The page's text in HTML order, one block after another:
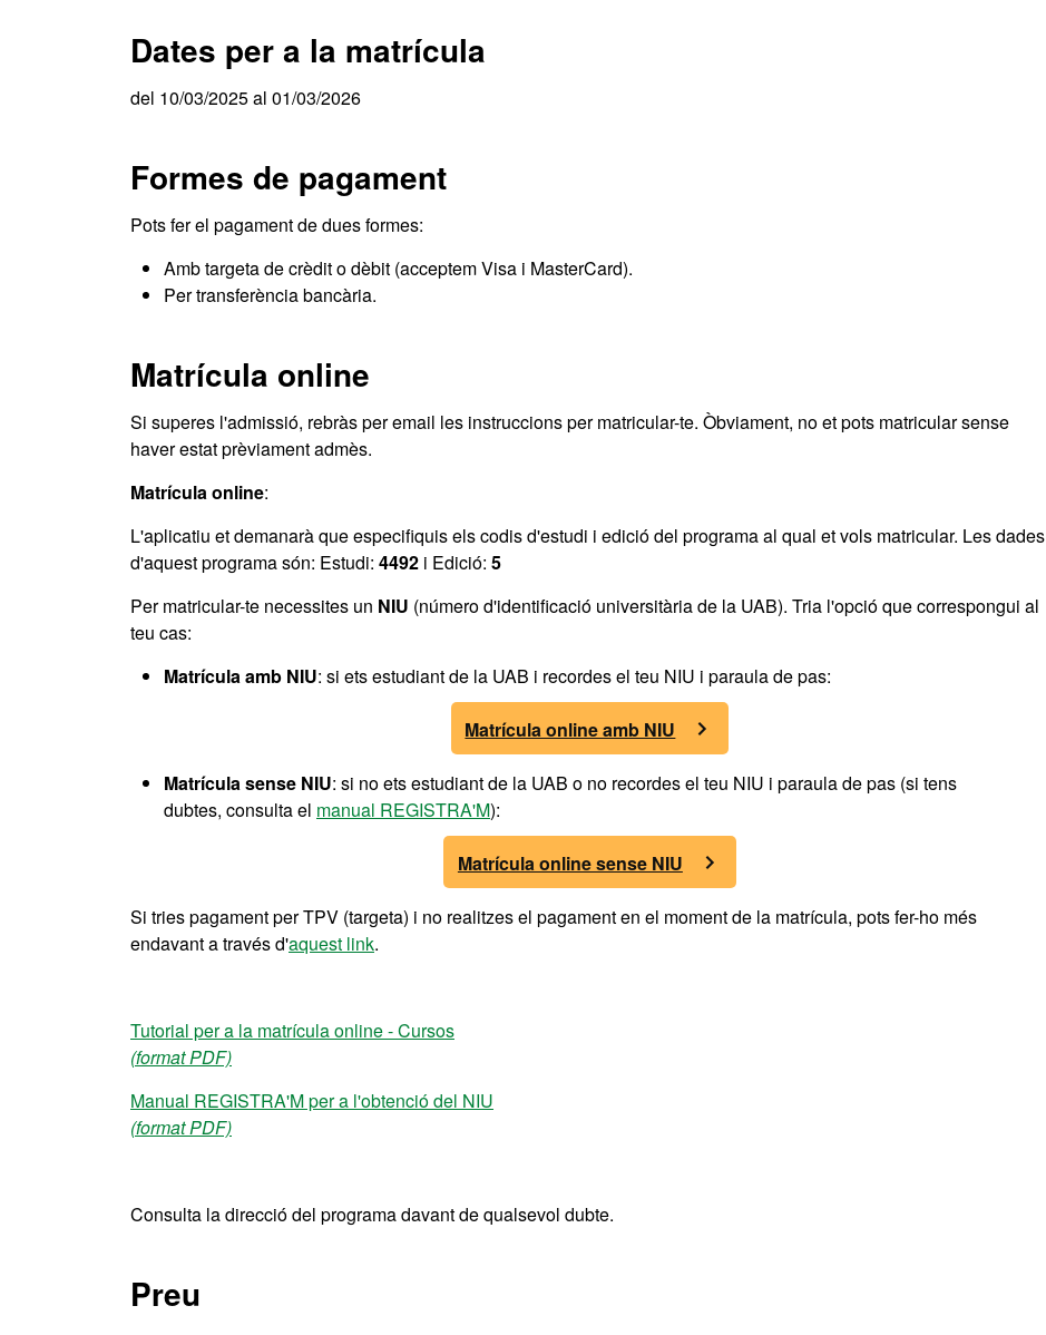
Dates per a la matrícula
del 10/03/2025 al 01/03/2026
Formes de pagament
Pots fer el pagament de dues formes:
Amb targeta de crèdit o dèbit (acceptem Visa i MasterCard).
Per transferència bancària.
Matrícula online
Si superes l'admissió, rebràs per email les instruccions per matricular-te. Òbviament, no et pots matricular sense
haver estat prèviament admès.
Matrícula online:
L'aplicatiu et demanarà que especifiquis els codis d'estudi i edició del programa al qual et vols matricular. Les dades
d'aquest programa són: Estudi: 4492 i Edició: 5
Per matricular-te necessites un NIU (número d'identificació universitària de la UAB). Tria l'opció que correspongui al
teu cas:
Matrícula amb NIU: si ets estudiant de la UAB i recordes el teu NIU i paraula de pas:
Matrícula online amb NIU
Matrícula sense NIU: si no ets estudiant de la UAB o no recordes el teu NIU i paraula de pas (si tens
dubtes, consulta el manual REGISTRA'M):
Matrícula online sense NIU
Si tries pagament per TPV (targeta) i no realitzes el pagament en el moment de la matrícula, pots fer-ho més
endavant a través d'aquest link.
Tutorial per a la matrícula online - Cursos
(format PDF)
Manual REGISTRA'M per a l'obtenció del NIU
(format PDF)
Consulta la direcció del programa davant de qualsevol dubte.
Preu